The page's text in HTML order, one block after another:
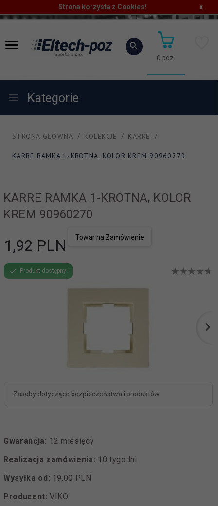
Strona korzysta z Cookies! x
0 poz.
Kategorie
STRONA GŁÓWNA KOLEKCJE KARRE
KARRE RAMKA 1-KROTNA, KOLOR KREM 90960270
KARRE RAMKA 1-KROTNA, KOLOR
KREM 90960270
1,92 PLN Towar na Zamówienie
Produkt dostępny!
Zasoby dotyczące bezpieczeństwa i produktów
Gwarancja: 12 miesięcy
Realizacja zamówienia: 10 tygodni
Wysyłka od: 19.00 PLN
Producent:VIKO